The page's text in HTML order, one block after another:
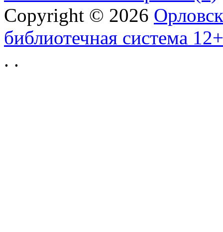
Copyright © 2026
библиотечная система 12+
. .